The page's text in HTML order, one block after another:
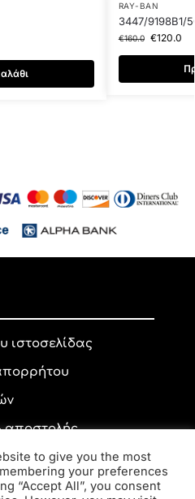
RAY-BAN
3447/9198B1/
€160.0 €120.0
ιστοσελίδας
αποστολής
to give you the most
your preferences
“Accept All”, you consent